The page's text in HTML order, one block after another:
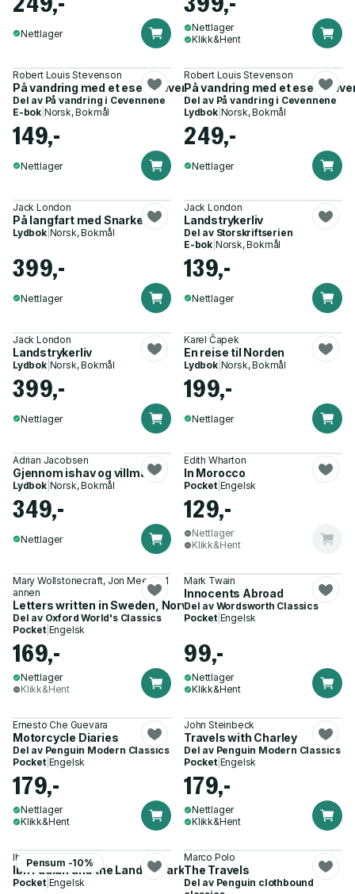
Nettlager
Nettlager
Klikk&Hent
Robert Louis Stevenson
På vandring med et esel i Cevennene
Del av På vandring i Cevennene
E-bok Norsk, Bokmål
149,-
Nettlager
Robert Louis Stevenson
På vandring med et esel i
Del av På vandring i Cevennene
Lydbok| Norsk, Bokmål
249,-
Nettlager
Jack London
På langfart med Snarken
Lydbok| Norsk, Bokmål
399,-
Nettlager
Jack London
Landstrykerliv
Del av Storskriftserien
E-bok Norsk, Bokmål
139,-
Nettlager
Jack London
Landstrykerliv
Lydbok| Norsk, Bokmål
399,-
Nettlager
Karel Čapek
En reise til Norden
Lydbok| Norsk, Bokmål
199,-
Nettlager
Adrian Jacobsen
Gjennom ishav og villmark
Lydbok| Norsk, Bokmål
349,-
Nettlager
Edith Wharton
In Morocco
Pocket| Engelsk
129,-
Nettlager
Klikk&Hent
Mary Wollstonecraft, Jon Mee og 1
annen
Letters written in Sweden, Norway, and Denmark
Del av Oxford World's Classics
Pocket| Engelsk
169,-
Nettlager
Klikk&Hent
Mark Twain
Innocents Abroad
Del av Wordsworth Classics
Pocket| Engelsk
99,-
Nettlager
Klikk&Hent
Ernesto Che Guevara
Motorcycle Diaries
Del av Penguin Modern Classics
Pocket| Engelsk
179,-
Nettlager
Klikk&Hent
John Steinbeck
Travels with Charley
Del av Penguin Modern Classics
Pocket| Engelsk
179,-
Nettlager
Klikk&Hent
Pensum -10%
Ibn Fadlan
Ibn Fadlan and the Land of Darkness
Pocket| Engelsk
Marco Polo
The Travels
Del av Penguin clothbound